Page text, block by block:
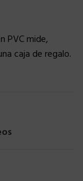
PVC mide,
caja de regalo.